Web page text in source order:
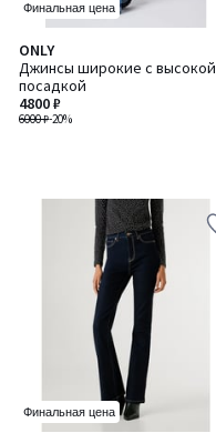
Финальная цена
ONLY
Джинсы широкие с высокой
посадкой
6000 ₽-20%
4800 ₽
Финальная цена